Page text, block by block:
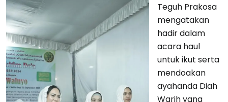
Teguh Prakosa
mengatakan
hadir dalam
acara haul
untuk ikut serta
mendoakan
ayahanda Diah
Warih yang